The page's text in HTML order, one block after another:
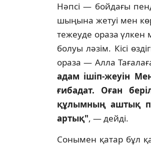
Нәпсi — бойдағы
шыңына жетуi мен
тежеуде ораза үлкен
болуы ләзiм. Кiсi
ораза — Алла
адам iшiп-жеуiн
ғибадат. Оған
құлымның аштық
артық", — дейдi.
Сонымен қатар бұл